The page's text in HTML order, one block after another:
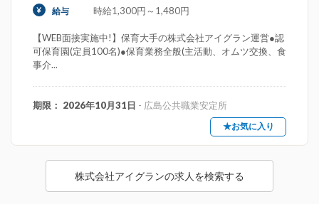
給与 時給1,300円～1,480円
【WEB面接実施中!】保育大手の株式会社アイグラン運営●認
可保育園(定員100名)●保育業務全般(主活動、オムツ交換、食
事介...
期限： 2026年10月31日 - 広島公共職業安定所
★お気に入り
株式会社アイグランの求人を検索する